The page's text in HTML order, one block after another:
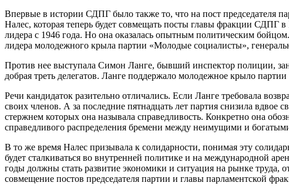
Впервые в истории СДПГ было также то, что на пост председателя
Налес, которая теперь будет совмещать посты главы фракции СДПГ
лидера с 1946 года. Но она оказалась опытным политическим
лидера молодежного крыла партии «Молодые социалисты»,
Против нее выступала Симон Ланге, бывший инспектор полиции,
добрая треть делегатов. Ланге поддержало молодежное крыло
Речи кандидаток разительно отличались. Если Ланге требовала
своих членов. А за последние пятнадцать лет партия снизила вдвое
стержнем которых она называла справедливость. Конкретно она
справедливого распределения бремени между неимущими и
В то же время Налес призывала к солидарности, понимая эту
будет сталкиваться во внутренней политике и на международной
годы должны стать развитие экономики и ситуация на рынке труда,
совмещение постов председателя партии и главы парламентской